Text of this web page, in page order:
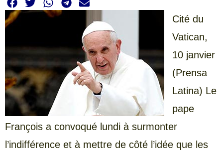
Cité du
Vatican,
10 janvier
(Prensa
Latina) Le
pape
François a convoqué lundi à surmonter
l’indifférence et à mettre de côté l’idée que les